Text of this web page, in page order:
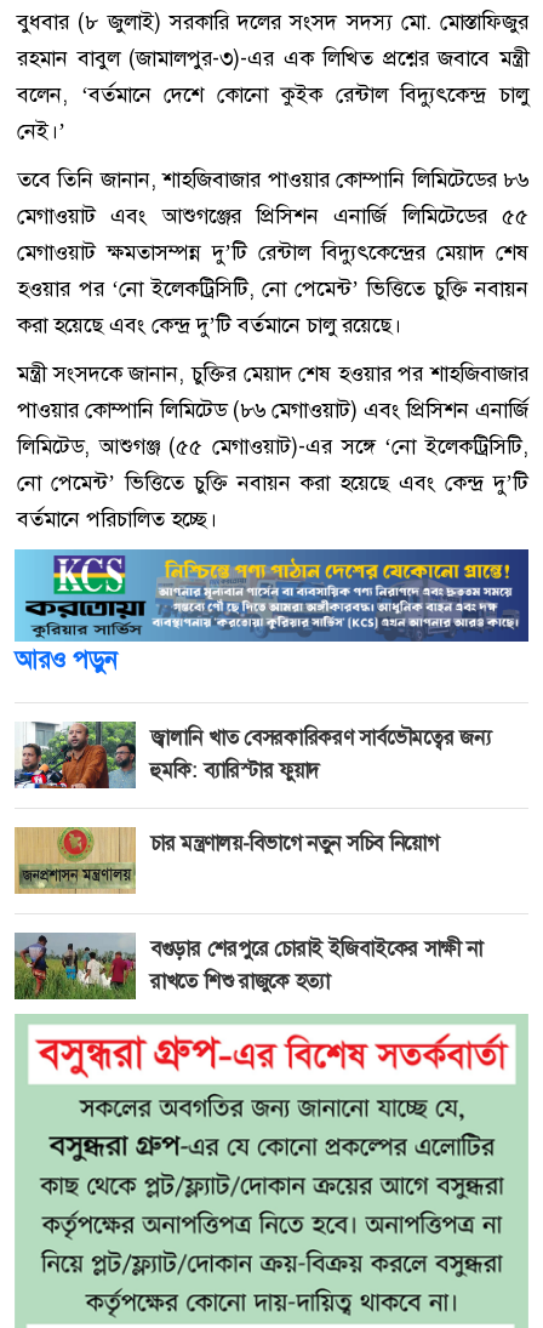
বুধবার (৮ জুলাই) সরকারি দলের সংসদ সদস্য মো. মোস্তাফিজুর
রহমান বাবুল (জামালপুর-৩)-এর এক লিখিত প্রশ্নের জবাবে মন্ত্রী
বলেন, ‘বর্তমানে দেশে কোনো কুইক রেন্টাল বিদ্যুৎকেন্দ্র চালু
নেই।’
তবে তিনি জানান, শাহজিবাজার পাওয়ার কোম্পানি লিমিটেডের ৮৬
মেগাওয়াট এবং আশুগঞ্জের প্রিসিশন এনার্জি লিমিটেডের ৫৫
মেগাওয়াট ক্ষমতাসম্পন্ন দু’টি রেন্টাল বিদ্যুৎকেন্দ্রের মেয়াদ শেষ
হওয়ার পর ‘নো ইলেকট্রিসিটি, নো পেমেন্ট’ ভিত্তিতে চুক্তি নবায়ন
করা হয়েছে এবং কেন্দ্র দু’টি বর্তমানে চালু রয়েছে।
মন্ত্রী সংসদকে জানান, চুক্তির মেয়াদ শেষ হওয়ার পর শাহজিবাজার
পাওয়ার কোম্পানি লিমিটেড (৮৬ মেগাওয়াট) এবং প্রিসিশন এনার্জি
লিমিটেড, আশুগঞ্জ (৫৫ মেগাওয়াট)-এর সঙ্গে ‘নো ইলেকট্রিসিটি,
নো পেমেন্ট’ ভিত্তিতে চুক্তি নবায়ন করা হয়েছে এবং কেন্দ্র দু’টি
বর্তমানে পরিচালিত হচ্ছে।
আরও পড়ুন
জ্বালানি খাত বেসরকারিকরণ সার্বভৌমত্বের জন্য
হুমকি: ব্যারিস্টার ফুয়াদ
চার মন্ত্রণালয়-বিভাগে নতুন সচিব নিয়োগ
বগুড়ার শেরপুরে চোরাই ইজিবাইকের সাক্ষী না
রাখতে শিশু রাজুকে হত্যা